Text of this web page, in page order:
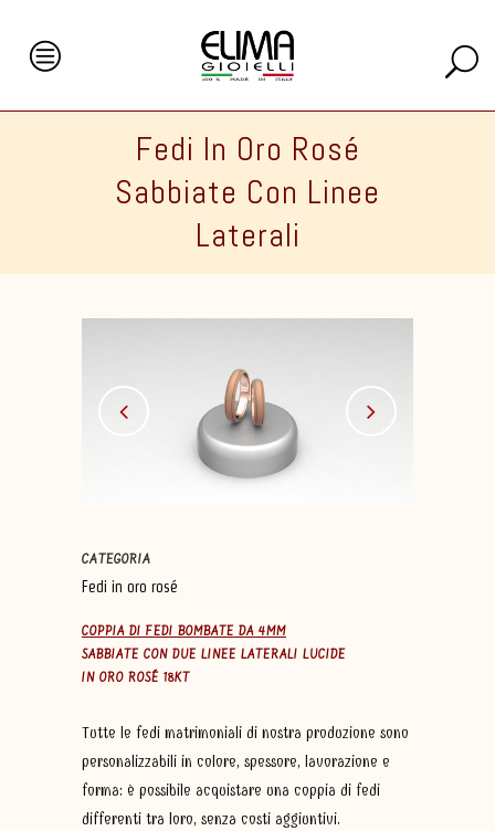
Fedi In Oro Rosé
Sabbiate Con Linee
Laterali
CATEGORIA
Fedi in oro rosé
COPPIA DI FEDI BOMBATE DA 4MM
SABBIATE CON DUE LINEE LATERALI LUCIDE
IN ORO ROSÉ 18KT
Tutte le fedi matrimoniali di nostra produzione sono
personalizzabili in colore, spessore, lavorazione e
forma: è possibile acquistare una coppia di fedi
differenti tra loro, senza costi aggiuntivi.